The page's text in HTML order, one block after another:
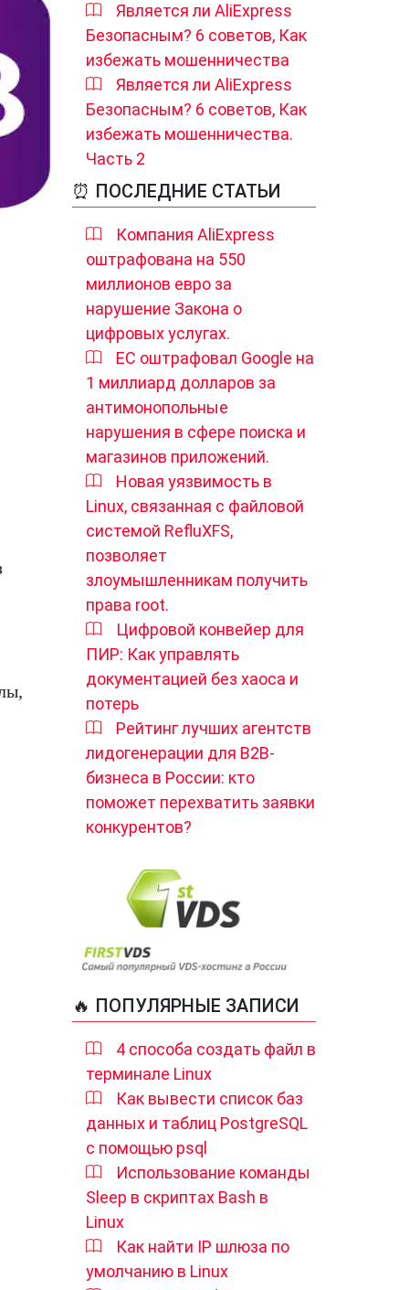
Является ли AliExpress
Безопасным? 6 советов, Как
избежать мошенничества
Является ли AliExpress
Безопасным? 6 советов, Как
избежать мошенничества.
Часть 2
⏰ ПОСЛЕДНИЕ СТАТЬИ
Компания AliExpress
оштрафована на 550
миллионов евро за
нарушение Закона о
цифровых услугах.
ЕС оштрафовал Google на
1 миллиард долларов за
антимонопольные
нарушения в сфере поиска и
магазинов приложений.
Новая уязвимость в
Linux, связанная с файловой
системой RefluXFS,
позволяет
злоумышленникам получить
права root.
Цифровой конвейер для
ПИР: Как управлять
документацией без хаоса и
потерь
Рейтинг лучших агентств
лидогенерации для B2B-
бизнеса в России: кто
поможет перехватить заявки
конкурентов?
🔥 ПОПУЛЯРНЫЕ ЗАПИСИ
4 способа создать файл в
терминале Linux
Как вывести список баз
данных и таблиц PostgreSQL
с помощью psql
Использование команды
Sleep в скриптах Bash в
Linux
Как найти IP шлюза по
умолчанию в Linux